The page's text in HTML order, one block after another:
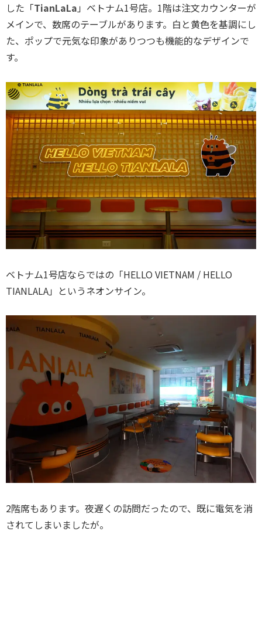
した「TianLaLa 」ベトナム1号店。1階は注文カウンターが
メインで、数席のテーブルがあります。白と黄色を基調にし
た、ポップで元気な印象がありつつも機能的なデザインで
す。
ベトナム1号店ならではの「HELLO VIETNAM / HELLO
TIANLALA」というネオンサイン。
2階席もあります。夜遅くの訪問だったので、既に電気を消
されてしまいましたが。